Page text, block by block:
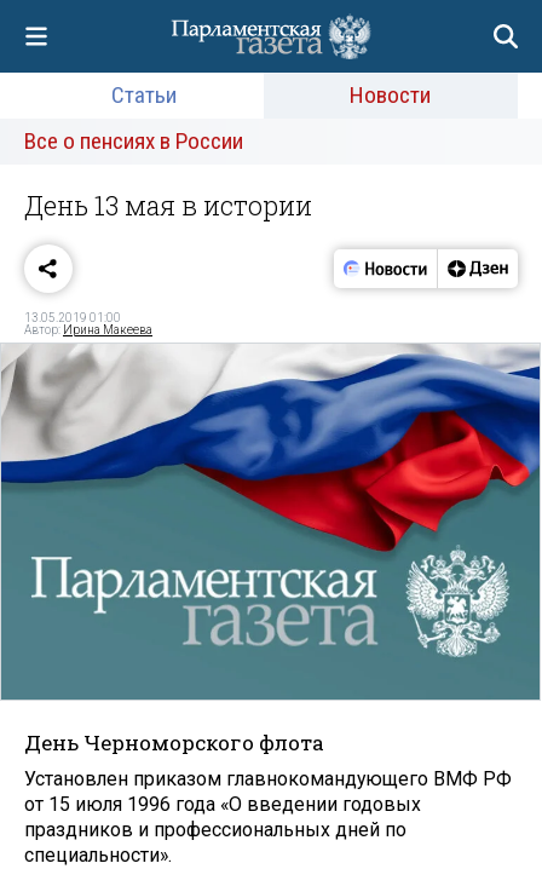
Статьи
Новости
Все о пенсиях в России
День 13 мая в истории
13.05.2019 01:00
Автор: Ирина Макеева
День Черноморского флота
Установлен приказом главнокомандующего ВМФ РФ
от 15 июля 1996 года «О введении годовых
праздников и профессиональных дней по
специальности».